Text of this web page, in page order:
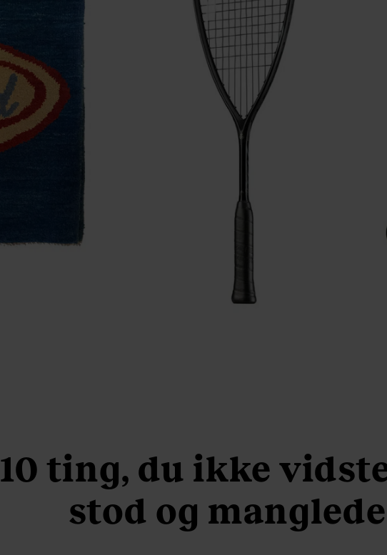
10 ting, du ikke
stod og manglede